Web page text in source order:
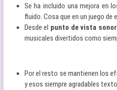
Se ha incluido una mejora en
fluido. Cosa que en un juego de
Desde el punto de vista
musicales divertidos como
Por el resto se mantienen los
y esos siempre agradables